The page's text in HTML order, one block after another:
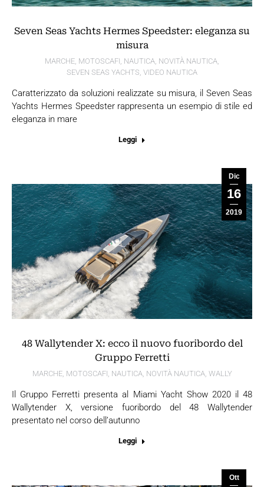
Seven Seas Yachts Hermes Speedster: eleganza su
misura
MARCHE MOTOSCAFI NAUTICA NOVITÀ NAUTICA
SEVEN SEAS YACHTS VIDEO NAUTICA
Caratterizzato da soluzioni realizzate su misura, il Seven Seas
Yachts Hermes Speedster rappresenta un esempio di stile ed
eleganza in mare
Leggi
Dic
16
2019
48 Wallytender X: ecco il nuovo fuoribordo del
Gruppo Ferretti
MARCHE, MOTOSCAFI, NAUTICA, NOVITÀ NAUTICA, WALLY
Il Gruppo Ferretti presenta al Miami Yacht Show 2020 il 48
Wallytender X, versione fuoribordo del 48 Wallytender
presentato nel corso dell’autunno
Leggi
Ott